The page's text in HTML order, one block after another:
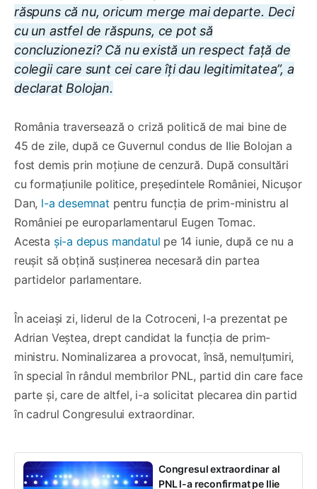
răspuns că nu, oricum merge mai departe. Deci
cu un astfel de răspuns, ce pot să
concluzionezi? Că nu există un respect față de
colegii care sunt cei care îți dau legitimitatea”, a
declarat Bolojan.
România traversează o criză politică de mai bine de
45 de zile, după ce Guvernul condus de Ilie Bolojan a
fost demis prin moțiune de cenzură. După consultări
cu formațiunile politice, președintele României, Nicușor
Dan, l-a desemnat pentru funcția de prim-ministru al
României pe europarlamentarul Eugen Tomac.
Acesta și-a depus mandatul pe 14 iunie, după ce nu a
reușit să obțină susținerea necesară din partea
partidelor parlamentare.
În aceiași zi, liderul de la Cotroceni, l-a prezentat pe
Adrian Veștea, drept candidat la funcția de prim-
ministru. Nominalizarea a provocat, însă, nemulțumiri,
în special în rândul membrilor PNL, partid din care face
parte și, care de altfel, i-a solicitat plecarea din partid
în cadrul Congresului extraordinar.
Congresul extraordinar al
PNL l-a reconfirmat pe Ilie